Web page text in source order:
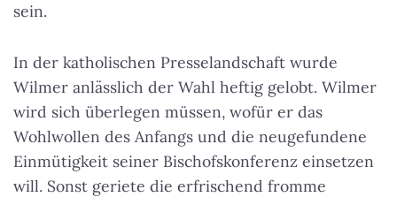
sein.
In der katholischen Presselandschaft wurde
Wilmer anlässlich der Wahl heftig gelobt. Wilmer
wird sich überlegen müssen, wofür er das
Wohlwollen des Anfangs und die neugefundene
Einmütigkeit seiner Bischofskonferenz einsetzen
will. Sonst geriete die erfrischend fromme